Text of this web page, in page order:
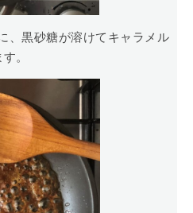
、黒砂糖が溶けてキャラメル
。